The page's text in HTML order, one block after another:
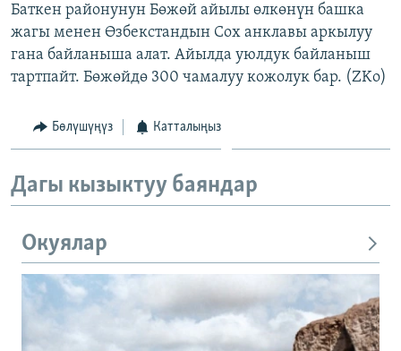
Баткен районунун Бөжөй айылы өлкөнүн башка
жагы менен Өзбекстандын Сох анклавы аркылуу
гана байланыша алат. Айылда уюлдук байланыш
тартпайт. Бөжөйдө 300 чамалуу кожолук бар. (ZKo)
Бөлүшүңүз Катталыңыз
Дагы кызыктуу баяндар
Окуялар